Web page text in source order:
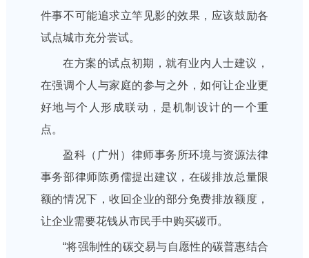
件事不可能追求立竿见影的效果，应该鼓励各
试点城市充分尝试。
在方案的试点初期，就有业内人士建议，
在强调个人与家庭的参与之外，如何让企业更
好地与个人形成联动，是机制设计的一个重
点。
盈科（广州）律师事务所环境与资源法律
事务部律师陈勇儒提出建议，在碳排放总量限
额的情况下，收回企业的部分免费排放额度，
让企业需要花钱从市民手中购买碳币。
“将强制性的碳交易与自愿性的碳普惠结合